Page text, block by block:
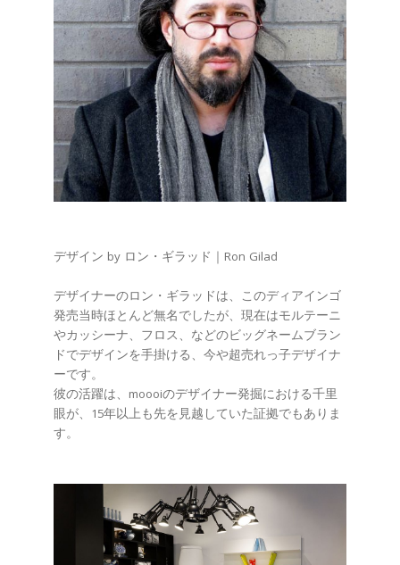
デザイン by ロン・ギラッド｜Ron Gilad
デザイナーのロン・ギラッドは、このディアインゴ
発売当時ほとんど無名でしたが、現在はモルテーニ
やカッシーナ、フロス、などのビッグネームブラン
ドでデザインを手掛ける、今や超売れっ子デザイナ
ーです。
彼の活躍は、moooiのデザイナー発掘における千里
眼が、15年以上も先を見越していた証拠でもありま
す。